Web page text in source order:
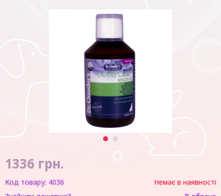
1 2
1336 грн.
Код товару: 4036
Немає в наявності